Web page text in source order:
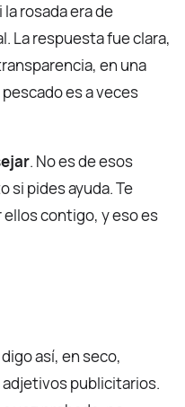
rosada era de
La respuesta fue clara,
en una
es a veces
. No es de esos
si pides ayuda. Te
contigo, y eso es
así, en seco,
publicitarios.